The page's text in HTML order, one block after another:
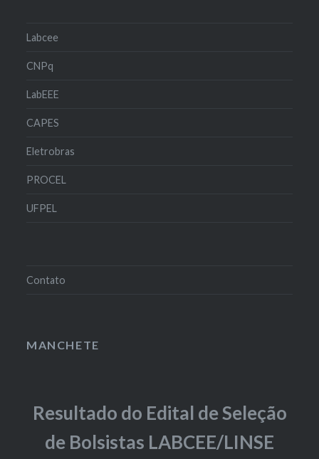
Labcee
CNPq
LabEEE
CAPES
Eletrobras
PROCEL
UFPEL
Contato
MANCHETE
Resultado do Edital de Seleção
de Bolsistas LABCEE/LINSE